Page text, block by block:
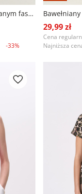
Granatowy top o dopasowanym fasonie
-33%
29,99 zł
Cena
Najniższa